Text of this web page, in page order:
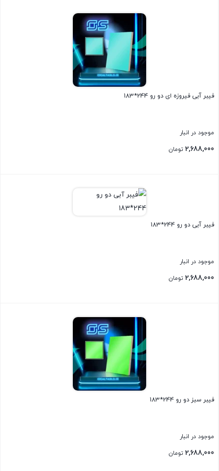
فیبر آبی فیروزه ای دو رو 244*183
موجود در انبار
2,688,000 تومان
فیبر آبی دو رو 244*183
موجود در انبار
2,688,000 تومان
فیبر سبز دو رو 244*183
موجود در انبار
2,688,000 تومان